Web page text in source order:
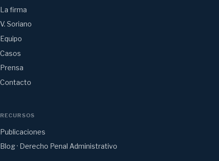
La firma
V. Soriano
Equipo
Casos
Prensa
Contacto
RECURSOS
Publicaciones
Blog · Derecho Penal Administrativo